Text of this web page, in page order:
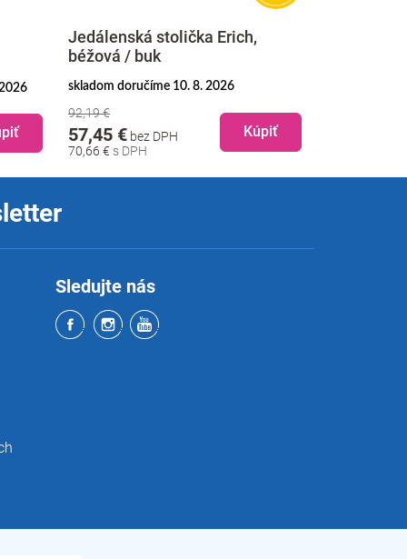
Jedálenská stolička Erich,
béžová / buk
skladom doručíme 10. 8. 2026
92,19 €
70,66 €
57,45 € bez DPH Kúpiť
Sledujte nás